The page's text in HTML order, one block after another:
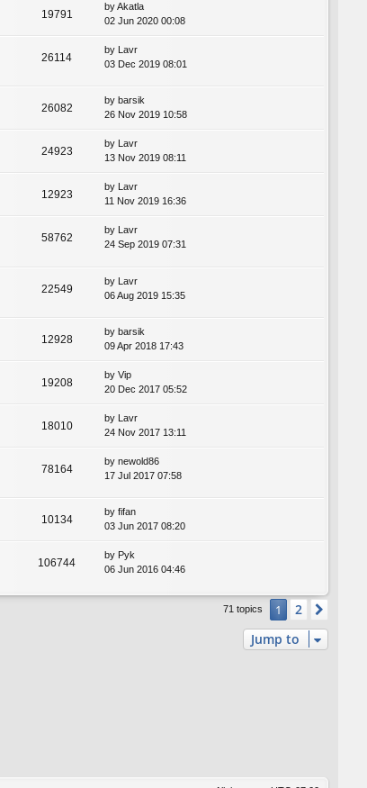
19791
byAkatla
02 Jun 2020 00:08
26114
by
Lavr
03 Dec 2019 08:01
26082
by barsik
26 Nov 2019 10:58
24923
by Lavr
13 Nov 2019 08:11
12923
by Lavr
11 Nov 2019 16:36
58762
by Lavr
24 Sep 2019 07:31
22549
by Lavr
06 Aug 2019 15:35
12928
by barsik
09 Apr 2018 17:43
19208
by Vip
20 Dec 2017 05:52
18010
by Lavr
24 Nov 2017 13:11
78164
by newold86
17 Jul 2017 07:58
10134
by fifan
03 Jun 2017 08:20
106744
by Pyk
06 Jun 2016 04:46
71 topics 1 2
Jump to